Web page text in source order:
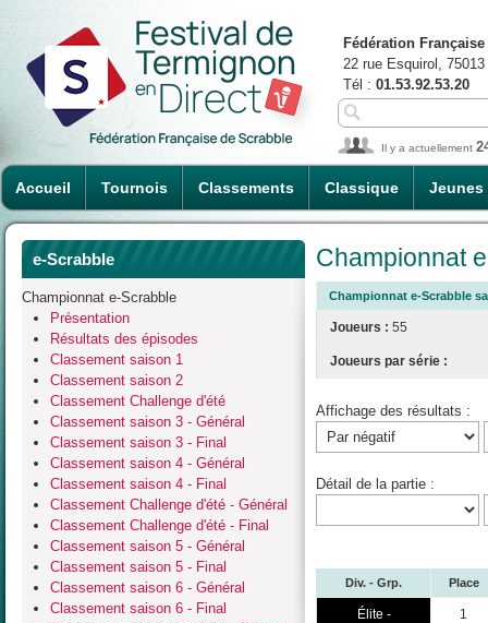
Accueil Tournois Classements Classique Jeunes
Fédération
22 rue Esquirol,
Tél : 01.53.92.53.20
Il y a actuellement
e-Scrabble
Championnat e-Scrabble
Présentation
Résultats des épisodes
Classement saison 1
Classement saison 2
Classement Challenge d'été
Classement saison 3 - Général
Classement saison 3 - Final
Classement saison 4 - Général
Classement saison 4 - Final
Classement Challenge d'été - Général
Classement Challenge d'été - Final
Classement saison 5 - Général
Classement saison 5 - Final
Classement saison 6 - Général
Classement saison 6 - Final
Championnat
Championnat e-Scrabble
Joueurs : 55
Joueurs par série :
Affichage des résultats :
Détail de la partie :
Div. - Grp. Place
Élite - 1